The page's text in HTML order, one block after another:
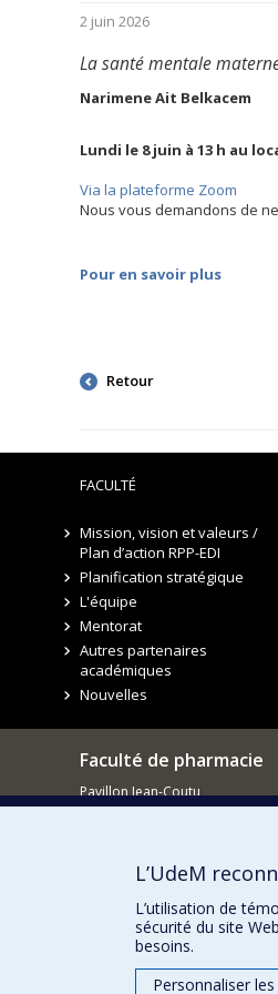
2 juin 2026
La santé mentale
Narimene Ait Belkacem
Lundi le 8 juin à 13 h au
Via la plateforme Zoom
Nous vous demandons de
Pour en savoir plus
Retour
FACULTÉ
Mission, vision et valeurs /
Plan d’action RPP-EDI
Planification stratégique
L'équipe
Mentorat
Autres partenaires
académiques
Nouvelles
Faculté de pharmacie
Pavillon Jean-Coutu
2940, chemin de Polytechnique,
L’UdeM
L’utilisation de
sécurité du site
besoins.
Personnaliser